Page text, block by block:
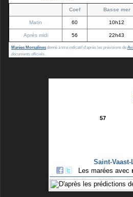
Coef Basse mer
Matin 60 10h12
Après midi 56 22h43
Marées Morsalines donné à titre indicatif d'après les prévisions de
documents officiels.